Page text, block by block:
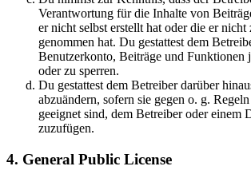
Verantwortung für die Inhalte von
er nicht selbst erstellt hat oder die er
genommen hat. Du gestattest dem
Benutzerkonto, Beiträge und Funktionen
oder zu sperren.
Du gestattest dem Betreiber darüber
abzuändern, sofern sie gegen o. g.
geeignet sind, dem Betreiber oder einem
zuzufügen.
4. General Public License